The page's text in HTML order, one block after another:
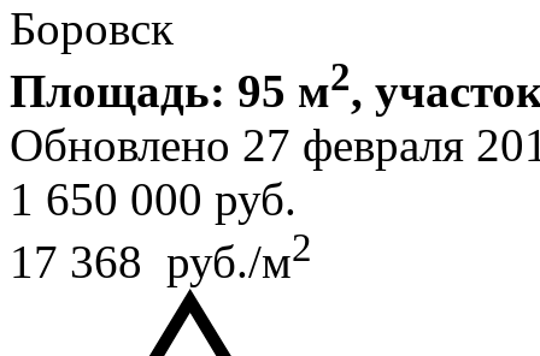
Боровск
Площадь: 95 м2,
Обновлено 27 февраля
1 650 000 руб.
17 368 руб./м2